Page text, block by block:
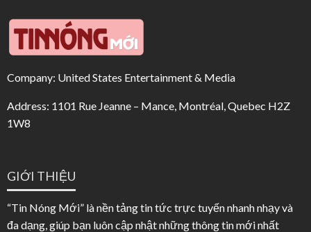
Company: United States Entertainment & Media
Address: 1101 Rue Jeanne – Mance, Montréal, Quebec H2Z
1W8
GIỚI THIỆU
“Tin Nóng Mới” là nền tảng tin tức trực tuyến nhanh nhạy và
đa dạng, giúp bạn luôn cập nhật những thông tin mới nhất